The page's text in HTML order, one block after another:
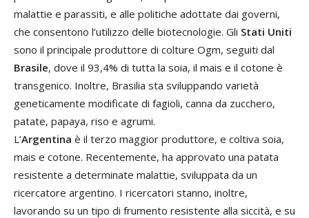
malattie e parassiti, e alle politiche adottate dai governi,
che consentono l’utilizzo delle biotecnologie. Gli Stati Uniti
sono il principale produttore di colture Ogm, seguiti dal
Brasile, dove il 93,4% di tutta la soia, il mais e il cotone è
transgenico. Inoltre, Brasilia sta sviluppando varietà
geneticamente modificate di fagioli, canna da zucchero,
patate, papaya, riso e agrumi.
L’Argentina è il terzo maggior produttore, e coltiva soia,
mais e cotone. Recentemente, ha approvato una patata
resistente a determinate malattie, sviluppata da un
ricercatore argentino. I ricercatori stanno, inoltre,
lavorando su un tipo di frumento resistente alla siccità, e su